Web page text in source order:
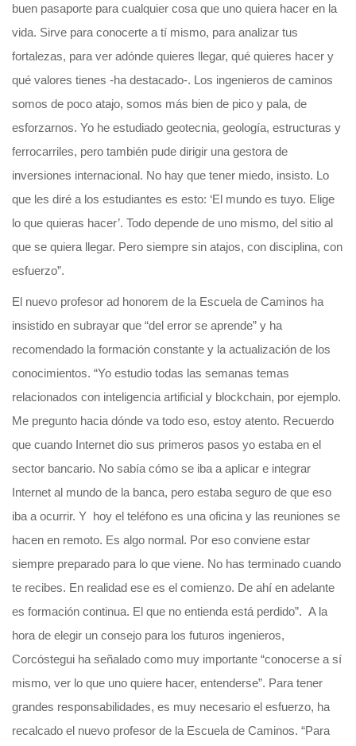
buen pasaporte para cualquier cosa que uno quiera hacer en la
vida. Sirve para conocerte a tí mismo, para analizar tus
fortalezas, para ver adónde quieres llegar, qué quieres hacer y
qué valores tienes -ha destacado-. Los ingenieros de caminos
somos de poco atajo, somos más bien de pico y pala, de
esforzarnos. Yo he estudiado geotecnia, geología, estructuras y
ferrocarriles, pero también pude dirigir una gestora de
inversiones internacional. No hay que tener miedo, insisto. Lo
que les diré a los estudiantes es esto: ‘El mundo es tuyo. Elige
lo que quieras hacer’. Todo depende de uno mismo, del sitio al
que se quiera llegar. Pero siempre sin atajos, con disciplina, con
esfuerzo”.
El nuevo profesor ad honorem de la Escuela de Caminos ha
insistido en subrayar que “del error se aprende” y ha
recomendado la formación constante y la actualización de los
conocimientos. “Yo estudio todas las semanas temas
relacionados con inteligencia artificial y blockchain, por ejemplo.
Me pregunto hacia dónde va todo eso, estoy atento. Recuerdo
que cuando Internet dio sus primeros pasos yo estaba en el
sector bancario. No sabía cómo se iba a aplicar e integrar
Internet al mundo de la banca, pero estaba seguro de que eso
iba a ocurrir. Y hoy el teléfono es una oficina y las reuniones se
hacen en remoto. Es algo normal. Por eso conviene estar
siempre preparado para lo que viene. No has terminado cuando
te recibes. En realidad ese es el comienzo. De ahí en adelante
es formación continua. El que no entienda está perdido”. A la
hora de elegir un consejo para los futuros ingenieros,
Corcóstegui ha señalado como muy importante “conocerse a sí
mismo, ver lo que uno quiere hacer, entenderse”. Para tener
grandes responsabilidades, es muy necesario el esfuerzo, ha
recalcado el nuevo profesor de la Escuela de Caminos. “Para